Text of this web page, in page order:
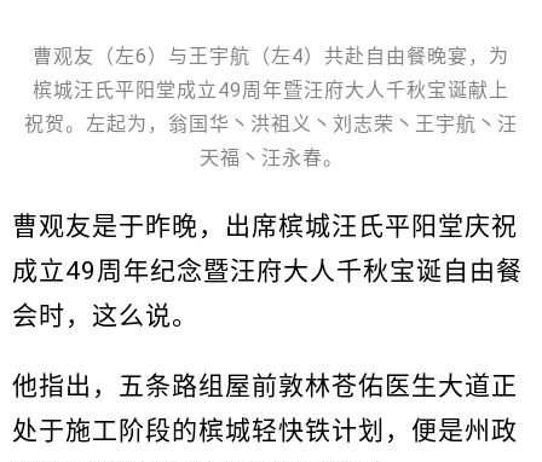
曹观友（左6）与王宇航（左4）共赴自由餐晚宴，为
槟城汪氏平阳堂成立49周年暨汪府大人千秋宝诞献上
祝贺。左起为，翁国华丶洪祖义丶刘志荣丶王宇航丶汪
天福丶汪永春。
曹观友是于昨晚，出席槟城汪氏平阳堂庆祝
成立49周年纪念暨汪府大人千秋宝诞自由餐
会时，这么说。
他指出，五条路组屋前敦林苍佑医生大道正
处于施工阶段的槟城轻快铁计划，便是州政